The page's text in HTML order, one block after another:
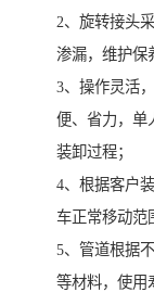
2、旋转接头
渗漏，维护保
3、操作灵活
便、省力，单
装卸过程；
4、根据客户
车正常移动范
5、管道根据
等材料，使用